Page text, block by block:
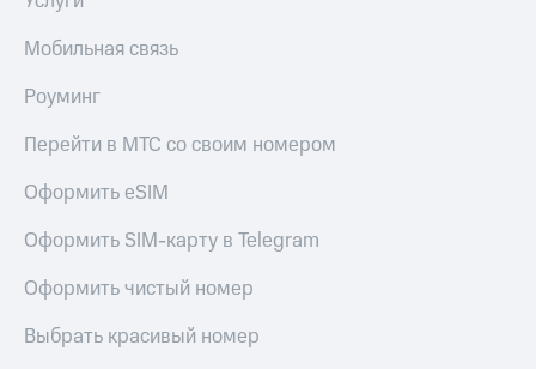
Мобильная связь
Роуминг
Перейти в МТС со своим номером
Оформить eSIM
Оформить SIM-карту в Telegram
Оформить чистый номер
Выбрать красивый номер